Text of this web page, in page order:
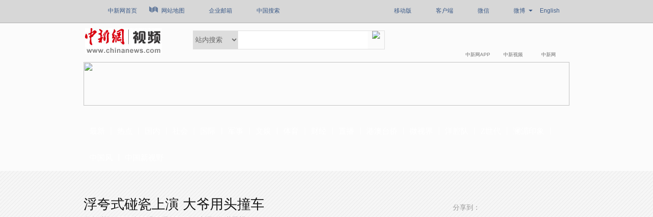
中新网首页 网站地图 企业邮箱 中国搜索 移动版 客户端 微信 微博 English
中新网APP 中新视频 中新网
浮夸式碰瓷上演 大爷用头撞车 分享到：